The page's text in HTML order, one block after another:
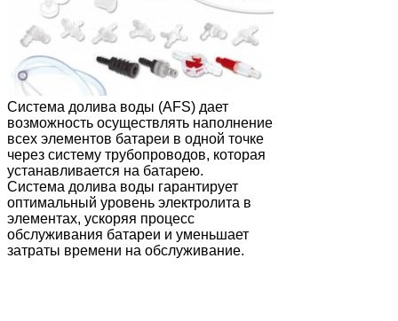
Система долива воды (AFS) дает
возможность осуществлять наполнение
всех элементов батареи в одной точке
через систему трубопроводов, которая
устанавливается на батарею.
Система долива воды гарантирует
оптимальный уровень электролита в
элементах, ускоряя процесс
обслуживания батареи и уменьшает
затраты времени на обслуживание.